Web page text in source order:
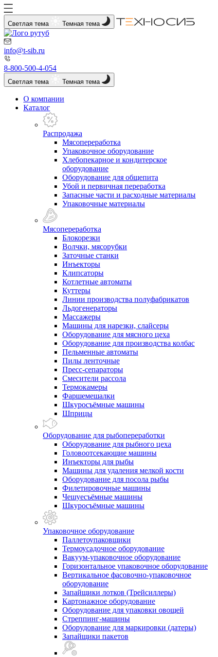
Светлая тема Темная тема
info@t-sib.ru
8-800-500-4-054
Светлая тема Темная тема
О компании
Каталог
Распродажа
Мясопереработка
Упаковочное оборудование
Хлебопекарное и кондитерское
оборудование
Оборудование для общепита
Убой и первичная переработка
Запасные части и расходные материалы
Упаковочные материалы
Мясопереработка
Блокорезки
Волчки, мясорубки
Заточные станки
Инъекторы
Клипсаторы
Котлетные автоматы
Куттеры
Линии производства полуфабрикатов
Льдогенераторы
Массажеры
Машины для нарезки, слайсеры
Оборудование для мясного цеха
Оборудование для производства колбас
Пельменные автоматы
Пилы ленточные
Пресс-сепараторы
Смесители рассола
Термокамеры
Фаршемешалки
Шкуросъёмные машины
Шприцы
Оборудование для рыбопереработки
Оборудование для рыбного цеха
Головоотсекающие машины
Инъекторы для рыбы
Машины для удаления мелкой кости
Оборудование для посола рыбы
Филетировочные машины
Чешуесъёмные машины
Шкуросъёмные машины
Упаковочное оборудование
Паллетоупаковщики
Термоусадочное оборудование
Вакуум-упаковочное оборудование
Горизонтальное упаковочное оборудование
Вертикальное фасовочно-упаковочное
оборудование
Запайщики лотков (Трейсиллеры)
Картонажное оборудование
Оборудование для упаковки овощей
Стреппинг-машины
Оборудование для маркировки (датеры)
Запайщики пакетов